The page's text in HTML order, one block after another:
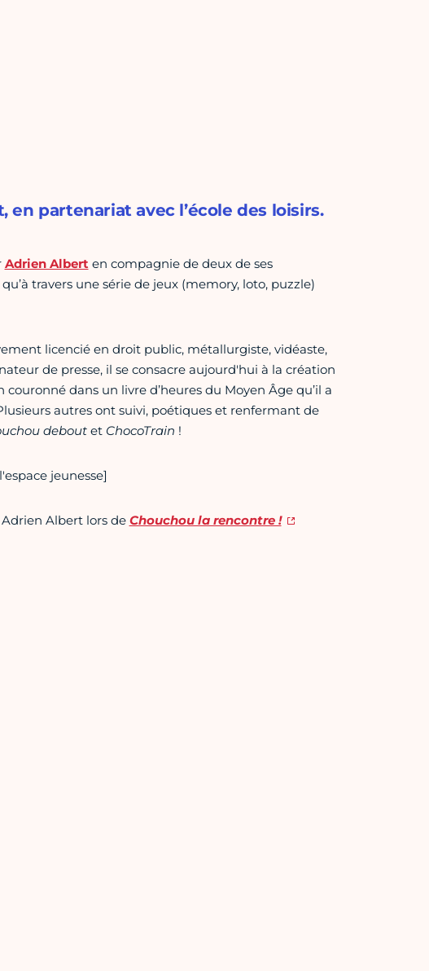
partenariat avec l’école des loisirs.
Adrien Albert en compagnie de deux de ses
travers une série de jeux (memory, loto, puzzle)
licencié en droit public, métallurgiste, vidéaste,
de presse, il se consacre aujourd'hui à la création
dans un livre d’heures du Moyen Âge qu’il a
autres ont suivi, poétiques et renfermant de
deboutet ChocoTrain !
jeunesse]
Albert lors de Chouchou la rencontre !